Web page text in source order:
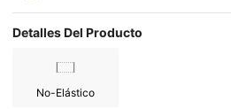
Detalles Del Producto
No-Elástico